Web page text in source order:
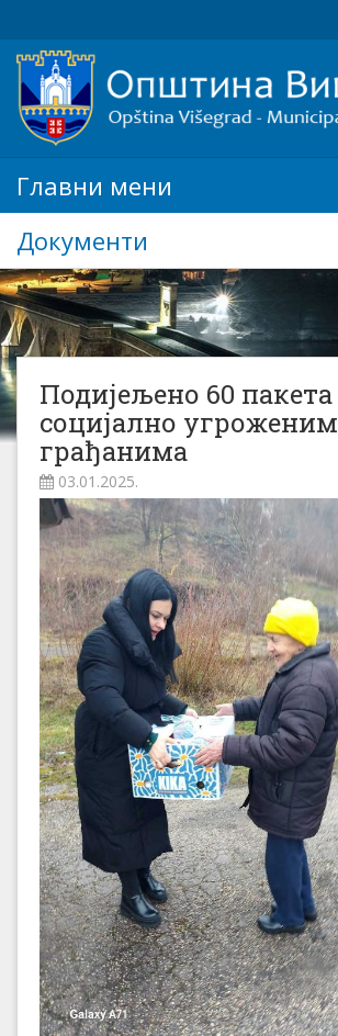
Главни мени
Документи
Подијељено 60 пакета
социјално угроженим
грађанима
03.01.2025.